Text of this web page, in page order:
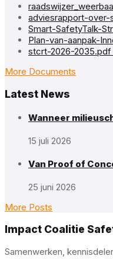
adviesrapport-
Smart-SafetyTalk-
Plan-van-aanpak-
stcrt-2026-2035.pdf
More Documents
Latest News
Wanneer
15 juli 2026
Van Proof of
25 juni 2026
More Posts
Impact Coalitie
Samenwerken,